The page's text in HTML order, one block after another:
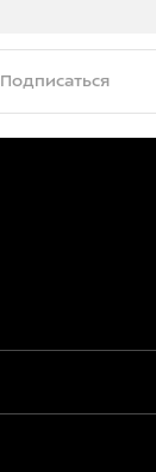
Подписаться